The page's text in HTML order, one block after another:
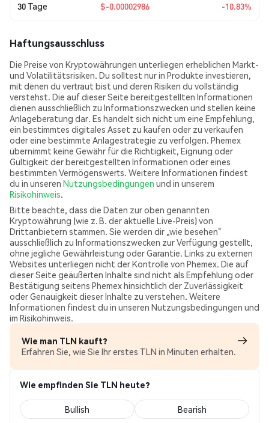
30 Tage $-0.00002986 -10.83%
Haftungsausschluss
Die Preise von Kryptowährungen unterliegen erheblichen Markt-
und Volatilitätsrisiken. Du solltest nur in Produkte investieren,
mit denen du vertraut bist und deren Risiken du vollständig
verstehst. Die auf dieser Seite bereitgestellten Informationen
dienen ausschließlich zu Informationszwecken und stellen keine
Anlageberatung dar. Es handelt sich nicht um eine Empfehlung,
ein bestimmtes digitales Asset zu kaufen oder zu verkaufen
oder eine bestimmte Anlagestrategie zu verfolgen. Phemex
übernimmt keine Gewähr für die Richtigkeit, Eignung oder
Gültigkeit der bereitgestellten Informationen oder eines
bestimmten Vermögenswerts. Weitere Informationen findest
du in unseren Nutzungsbedingungen und in unserem
Risikohinweis.
Bitte beachte, dass die Daten zur oben genannten
Kryptowährung (wie z. B. der aktuelle Live-Preis) von
Drittanbietern stammen. Sie werden dir „wie besehen“
ausschließlich zu Informationszwecken zur Verfügung gestellt,
ohne jegliche Gewährleistung oder Garantie. Links zu externen
Websites unterliegen nicht der Kontrolle von Phemex. Die auf
dieser Seite geäußerten Inhalte sind nicht als Empfehlung oder
Bestätigung seitens Phemex hinsichtlich der Zuverlässigkeit
oder Genauigkeit dieser Inhalte zu verstehen. Weitere
Informationen findest du in unseren Nutzungsbedingungen und
im Risikohinweis.
Wie man TLN kauft?
Erfahren Sie, wie Sie Ihr erstes TLN in Minuten erhalten.
Wie empfinden Sie TLN heute?
Bullish Bearish